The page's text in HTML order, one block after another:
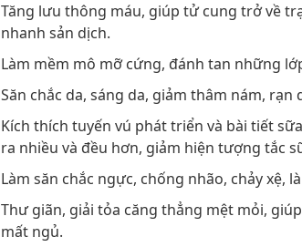
Tăng lưu thông máu, giúp tử cung trở về
nhanh sản dịch.
Làm mềm mô mỡ cứng, đánh tan những
Săn chắc da, sáng da, giảm thâm nám,
Kích thích tuyến vú phát triển và bài tiết
ra nhiều và đều hơn, giảm hiện tượng tắc
Làm săn chắc ngực, chống nhão, chảy xệ,
Thư giãn, giải tỏa căng thẳng mệt mỏi,
mất ngủ.